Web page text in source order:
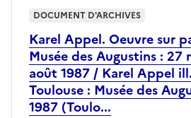
Karel Appel. Oeuvre sur
Musée des Augustins : 27
août 1987 / Karel Appel
Toulouse : Musée des
1987 (Toulo...
DOCUMENT D'ARCHIVES